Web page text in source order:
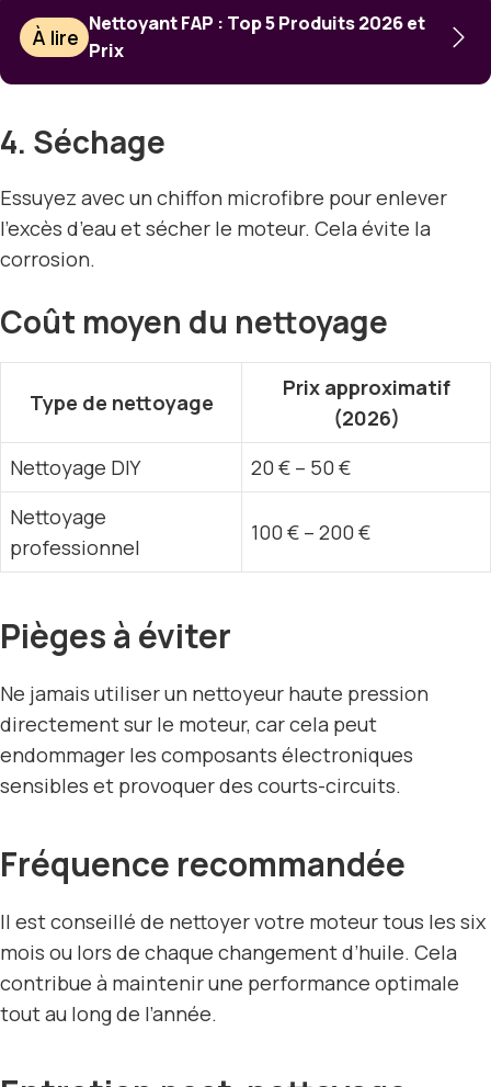
À lire
Nettoyant FAP : Top 5 Produits 2026 et
Prix
4. Séchage
Essuyez avec un chiffon microfibre pour enlever
l’excès d’eau et sécher le moteur. Cela évite la
corrosion.
Coût moyen du nettoyage
Type de nettoyage
Prix approximatif
(2026)
Nettoyage DIY
20 € – 50 €
Nettoyage
professionnel
100 € – 200 €
Pièges à éviter
Ne jamais utiliser un nettoyeur haute pression
directement sur le moteur, car cela peut
endommager les composants électroniques
sensibles et provoquer des courts-circuits.
Fréquence recommandée
Il est conseillé de nettoyer votre moteur tous les six
mois ou lors de chaque changement d’huile. Cela
contribue à maintenir une performance optimale
tout au long de l’année.